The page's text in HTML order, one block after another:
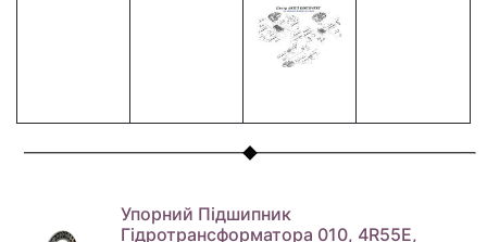
Упорний Підшипник
Гідротрансформатора 010, 4R55E,